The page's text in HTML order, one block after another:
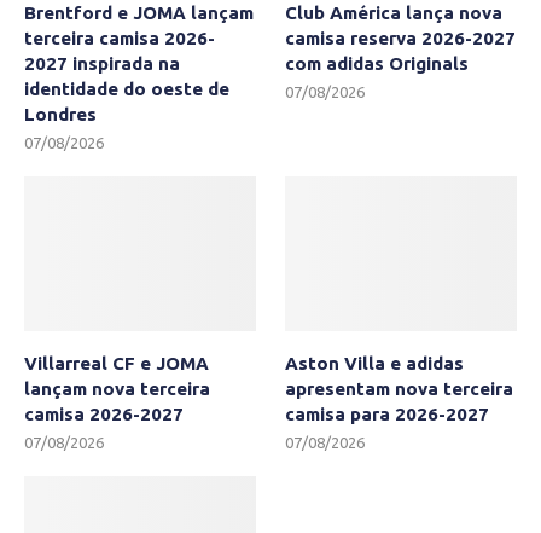
Brentford e JOMA lançam
terceira camisa 2026-
2027 inspirada na
identidade do oeste de
Londres
07/08/2026
Club América lança nova
camisa reserva 2026-2027
com adidas Originals
07/08/2026
Villarreal CF e JOMA
lançam nova terceira
camisa 2026-2027
07/08/2026
Aston Villa e adidas
apresentam nova terceira
camisa para 2026-2027
07/08/2026